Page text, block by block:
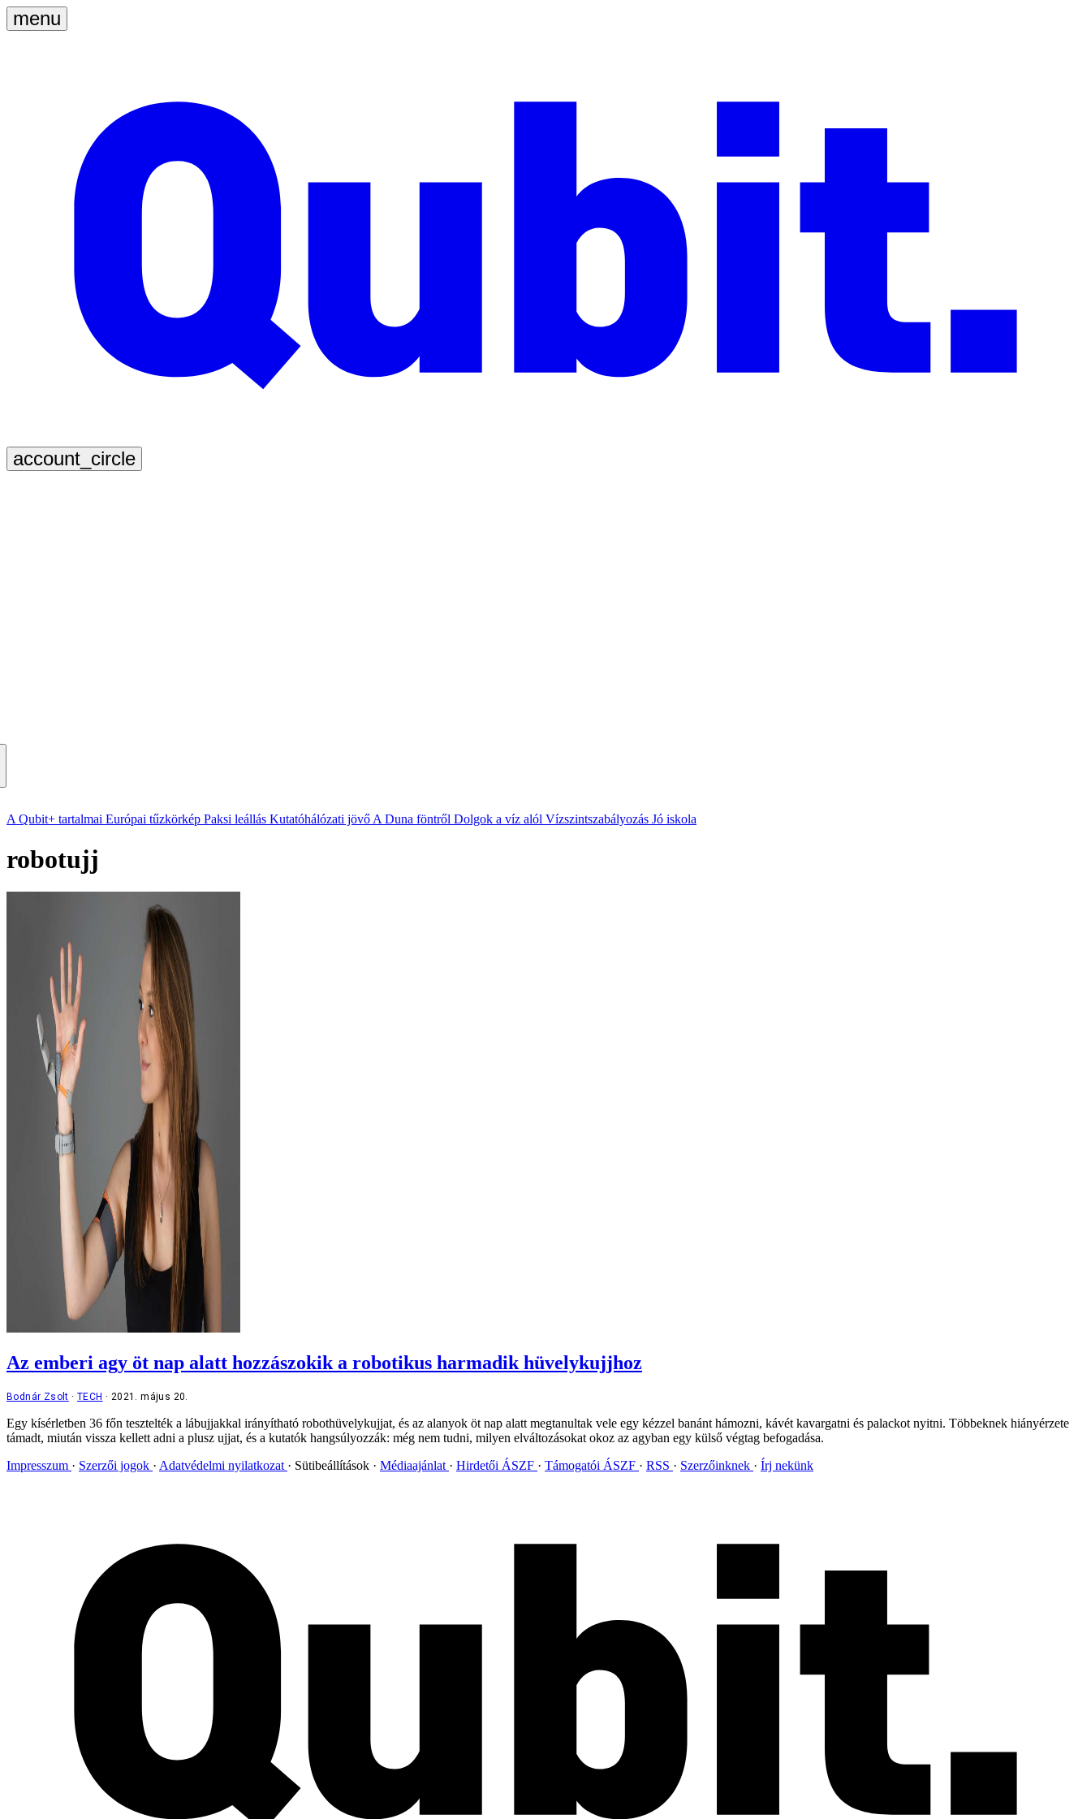
A Qubit+ tartalmai Európai tűzkörkép Paksi leállás Kutatóhálózati jövő A Duna föntről Dolgok a víz alól Vízszintszabályozás Jó iskola
robotujj
Az emberi agy öt nap alatt hozzászokik a robotikus harmadik hüvelykujjhoz
Bodnár Zsolt TECH 2021. május 20.
Egy kísérletben 36 főn tesztelték a lábujjakkal irányítható robothüvelykujjat, és az alanyok öt nap alatt megtanultak vele egy kézzel banánt hámozni, kávét kavargatni és palackot nyitni. Többeknek hiányérzete
támadt, miután vissza kellett adni a plusz ujjat, és a kutatók hangsúlyozzák: még nem tudni, milyen elváltozásokat okoz az agyban egy külső végtag befogadása.
Impresszum
Szerzői jogok Adatvédelmi nyilatkozat Sütibeállítások Médiaajánlat Hirdetői ÁSZF Támogatói ÁSZF RSS Szerzőinknek Írj nekünk